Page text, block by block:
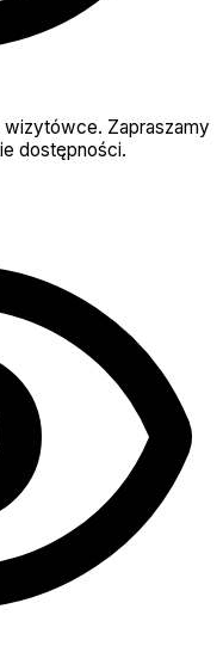
wizytówce. Zapraszamy
dostępności.